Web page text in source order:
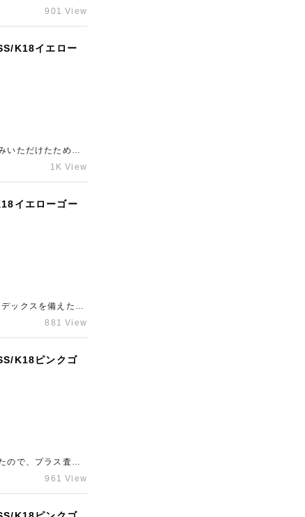
東心斎橋エリアの
901 View
K18イエロー
いただけたため、
ャラリーレア心斎
1K View
イエローゴー
ックスを備えた通
せていただきまし
881 View
K18ピンクゴ
ので、プラス査定
ギャラリーレア東
961 View